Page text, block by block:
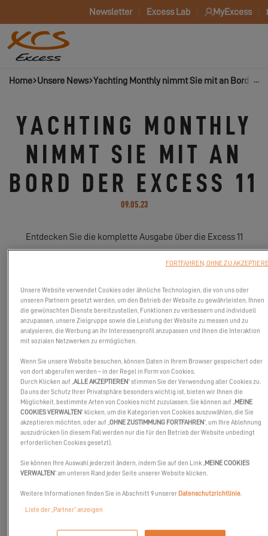
Newsletter Excess Lab MyExcess
Home Unsere News Yachting Monthly nimmt Sie mit an Bord der
YACHTING MONTHLY
NIMMT SIE MIT AN
BORD DER EXCESS 11
09.05.23
Entdecken Sie die komplette Ausgabe über die Excess 11
Theo Stocker, Journalist für das englische Yachtmagazin
Southampton Boat Show eine komplette Ausgabe gewidmet.
mehr Segler, die bisher auf Einrumpfbooten unterwegs waren,
Unsere Website verwendet Cookies oder ähnliche Technologien, die von uns oder
unseren Partnern gesetzt werden, um den Betrieb der Website zu gewährleisten, Ihnen
die gewünschten Dienste bereitzustellen, Funktionen zu verbessern und individuell
anzupassen, unsere Zielgruppe sowie die Leistung der Website zu messen und zu
analysieren, die Werbung an Ihr Interessenprofil anzupassen und Ihnen die Interaktion
mit sozialen Netzwerken zu ermöglichen.
Wenn Sie unsere Website besuchen, können Daten in Ihrem Browser gespeichert oder
von dort abgerufen werden – in der Regel in Form von Cookies.
Durch Klicken auf „ALLE AKZEPTIEREN“ stimmen Sie der Verwendung aller Cookies zu.
Da uns der Schutz Ihrer Privatsphäre besonders wichtig ist, bieten wir Ihnen die
Möglichkeit, bestimmte Arten von Cookies nicht zuzulassen. Sie können auf „MEINE
COOKIES VERWALTEN“ klicken, um die Kategorien von Cookies auszuwählen, die Sie
akzeptieren möchten, oder auf „OHNE ZUSTIMMUNG FORTFAHREN“, um Ihre Ablehnung
auszudrücken (in diesem Fall werden nur die für den Betrieb der Website unbedingt
erforderlichen Cookies gesetzt).
Sie können Ihre Auswahl jederzeit ändern, indem Sie auf den Link „MEINE COOKIES
VERWALTEN“ am unteren Rand jeder Seite unserer Website klicken.
Weitere Informationen finden Sie in Abschnitt 9 unserer Datenschutzrichtlinie.
Liste der „Partner“ anzeigen
FORTFAHREN, OHNE ZU